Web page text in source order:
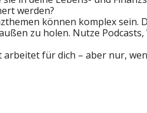
werden?
können komplex sein.
zu holen. Nutze
für dich – aber nur,